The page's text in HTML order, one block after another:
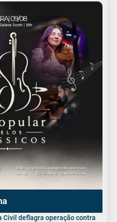
Civil deflagra operação contra